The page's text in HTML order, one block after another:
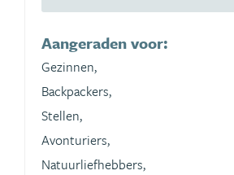
Aangeraden voor:
Gezinnen,
Backpackers,
Stellen,
Avonturiers,
Natuurliefhebbers,